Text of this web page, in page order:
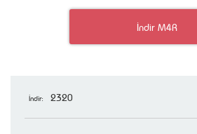
İndir M4R
İndir: 2320